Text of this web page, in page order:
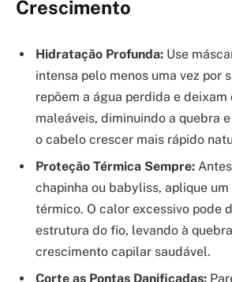
Crescimento
Hidratação Profunda: Use
intensa pelo menos uma vez por
repõem a água perdida e deixam
maleáveis, diminuindo a quebra
o cabelo crescer mais rápido
Proteção Térmica Sempre:
chapinha ou babyliss, aplique
térmico. O calor excessivo pode
estrutura do fio, levando à
crescimento capilar saudável.
Corte as Pontas Danificadas: